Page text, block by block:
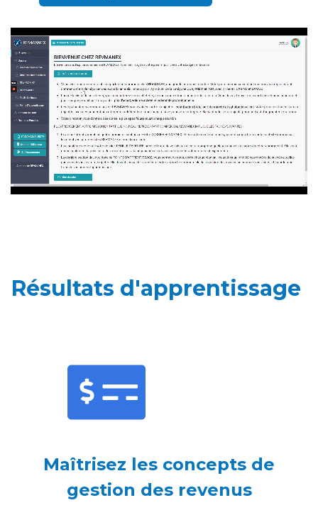
Résultats d'apprentissage
Maîtrisez les concepts de
gestion des revenus